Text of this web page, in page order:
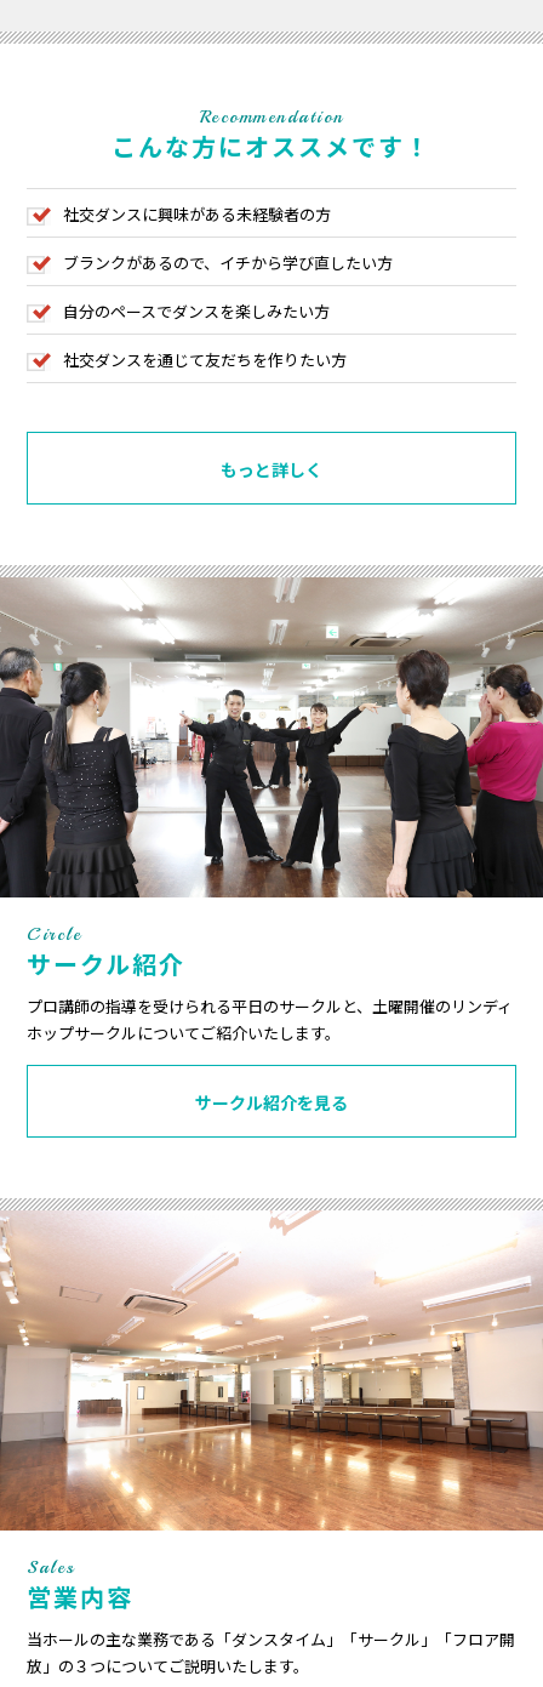
Recommendation
こんな方にオススメです！
社交ダンスに興味がある未経験者の方
ブランクがあるので、イチから学び直したい方
自分のペースでダンスを楽しみたい方
社交ダンスを通じて友だちを作りたい方
もっと詳しく
Circle
サークル紹介
プロ講師の指導を受けられる平日のサークルと、土曜開催のリンディ
ホップサークルについてご紹介いたします。
サークル紹介を見る
Sales
営業内容
当ホールの主な業務である「ダンスタイム」「サークル」「フロア開
放」の３つについてご説明いたします。